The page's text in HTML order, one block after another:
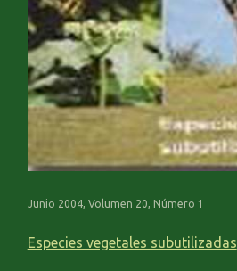
Junio 2004, Volumen 20, Número 1
Especies vegetales subutilizadas